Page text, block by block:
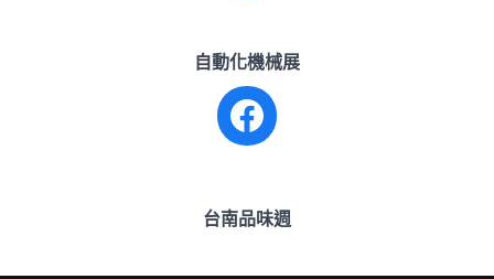
自動化機械展
Facebook
台南品味週